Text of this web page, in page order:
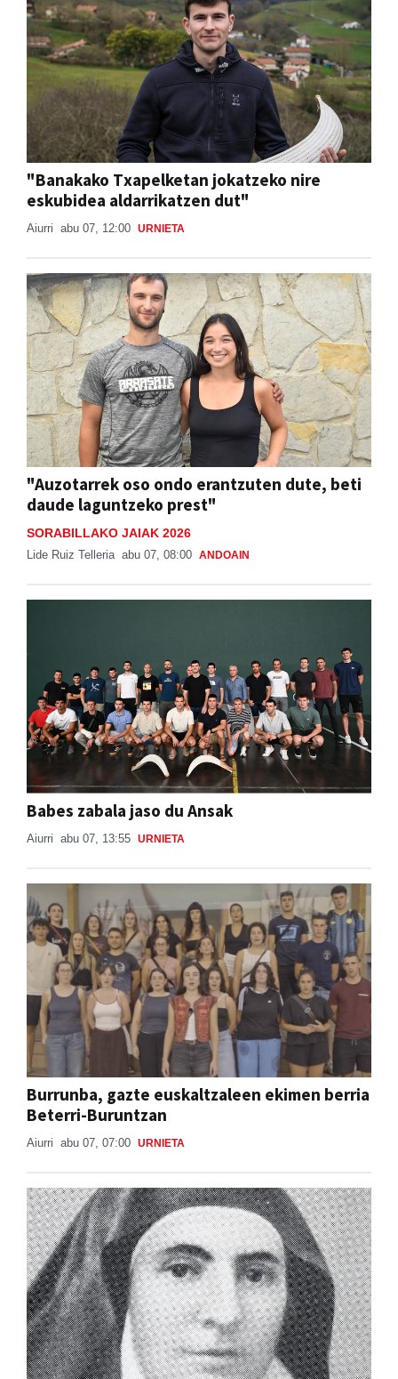
"Banakako Txapelketan jokatzeko nire
eskubidea aldarrikatzen dut"
Aiurri abu 07, 12:00 URNIETA
"Auzotarrek oso ondo erantzuten dute, beti
daude laguntzeko prest"
SORABILLAKO JAIAK 2026
Lide Ruiz Telleria abu 07, 08:00 ANDOAIN
Babes zabala jaso du Ansak
Aiurri abu 07, 13:55 URNIETA
Burrunba, gazte euskaltzaleen ekimen berria
Beterri-Buruntzan
Aiurri abu 07, 07:00 URNIETA